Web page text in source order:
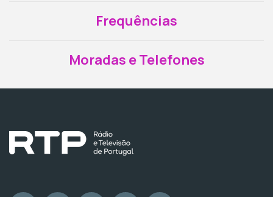
Frequências
Moradas e Telefones